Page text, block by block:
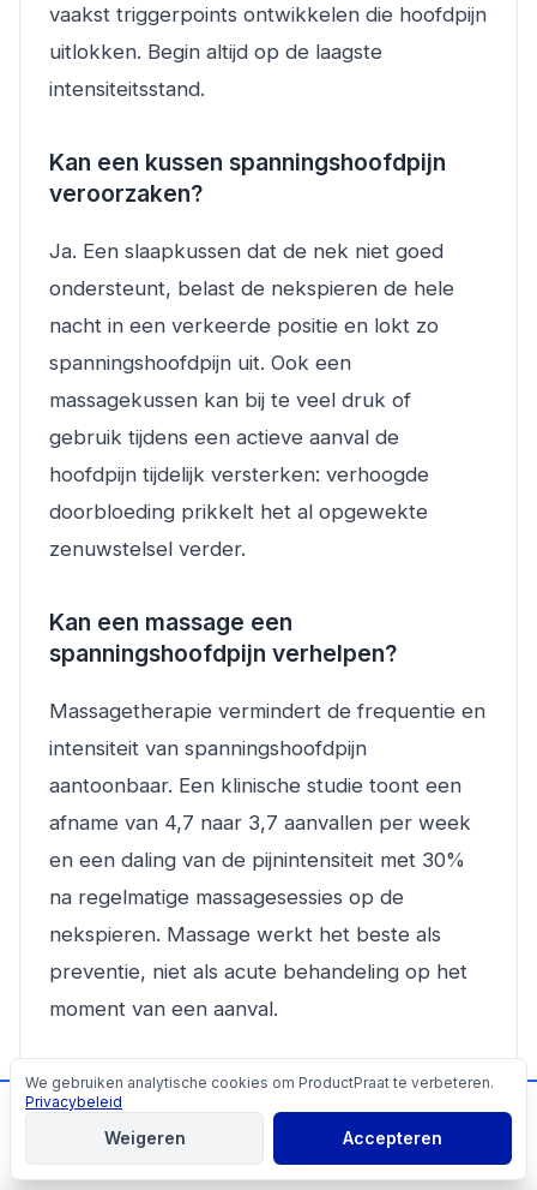
vaakst triggerpoints ontwikkelen die hoofdpijn
uitlokken. Begin altijd op de laagste
intensiteitsstand.
Kan een kussen spanningshoofdpijn
veroorzaken?
Ja. Een slaapkussen dat de nek niet goed
ondersteunt, belast de nekspieren de hele
nacht in een verkeerde positie en lokt zo
spanningshoofdpijn uit. Ook een
massagekussen kan bij te veel druk of
gebruik tijdens een actieve aanval de
hoofdpijn tijdelijk versterken: verhoogde
doorbloeding prikkelt het al opgewekte
zenuwstelsel verder.
Kan een massage een
spanningshoofdpijn verhelpen?
Massagetherapie vermindert de frequentie en
intensiteit van spanningshoofdpijn
aantoonbaar. Een klinische studie toont een
afname van 4,7 naar 3,7 aanvallen per week
en een daling van de pijnintensiteit met 30%
na regelmatige massagesessies op de
nekspieren. Massage werkt het beste als
preventie, niet als acute behandeling op het
moment van een aanval.
Welk kussen bij nekklachten en
hoofdpijn?
Voor nekklachten gecombineerd met
Cookies
We gebruiken analytische cookies om ProductPraat te verbeteren.
Privacybeleid
Weigeren Accepteren
📬Mis geen producttips!
Aanmelden